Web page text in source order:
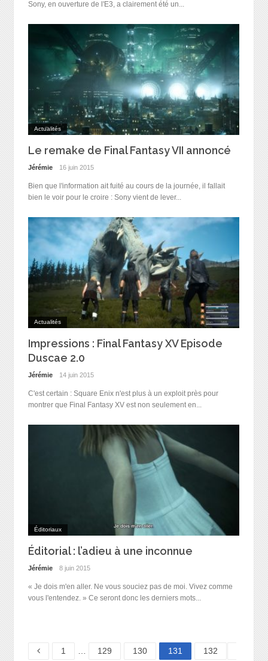
Sony, en ouverture de l'E3, a clairement été un...
Actualités
Le remake de Final Fantasy VII annoncé
Jérémie 16 juin 2015
Bien que l'information ait fuité au cours de la journée, il fallait
bien le voir pour le croire : Sony vient de lever...
Actualités
Impressions : Final Fantasy XV Episode
Duscae 2.0
Jérémie 14 juin 2015
C'est certain : Square Enix n'est plus à un exploit près pour
montrer que Final Fantasy XV est non seulement en...
Éditoriaux
Éditorial : l’adieu à une inconnue
Jérémie 8 juin 2015
« Je dois m'en aller. Ne vous souciez pas de moi. Vivez comme
vous l'entendez. » Ce seront donc les derniers mots...
Page
1 Page
129 Page
130 Page
131 Page
132 Page